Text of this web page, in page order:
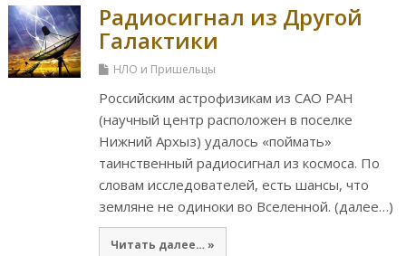
Радиосигнал из Другой
Галактики
НЛО и Пришельцы
Российским астрофизикам из САО РАН
(научный центр расположен в поселке
Нижний Архыз) удалось «поймать»
таинственный радиосигнал из космоса. По
словам исследователей, есть шансы, что
земляне не одиноки во Вселенной. (далее…)
Читать далее… »